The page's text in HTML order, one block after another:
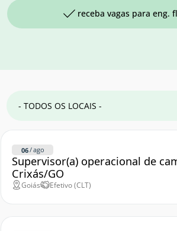
receba vagas para eng.
06/ago
Supervisor(a) operacional de
Crixás/GO
Goiás Efetivo (CLT)